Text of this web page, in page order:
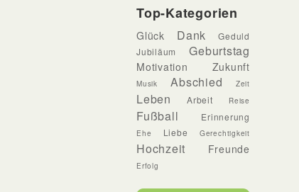
Top-Kategorien
Glück Dank
Geduld
Jubiläum
Geburtstag
Motivation Zukunft
Musik Abschied Zeit
Leben Arbeit Reise
Fußball Erinnerung
Ehe Liebe Gerechtigkeit
Hochzeit Freunde
Erfolg